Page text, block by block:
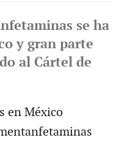
se ha
y gran parte
al Cártel de
en México